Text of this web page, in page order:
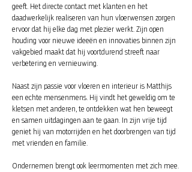
geeft. Het directe contact met klanten en het
daadwerkelijk realiseren van hun vloerwensen zorgen
ervoor dat hij elke dag met plezier werkt. Zijn open
houding voor nieuwe ideeën en innovaties binnen zijn
vakgebied maakt dat hij voortdurend streeft naar
verbetering en vernieuwing.
Naast zijn passie voor vloeren en interieur is Matthijs
een echte mensenmens. Hij vindt het geweldig om te
kletsen met anderen, te ontdekken wat hen beweegt
en samen uitdagingen aan te gaan. In zijn vrije tijd
geniet hij van motorrijden en het doorbrengen van tijd
met vrienden en familie.
Ondernemen brengt ook leermomenten met zich mee.